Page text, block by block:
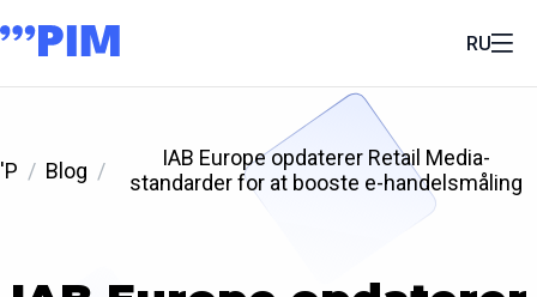
RU
'P Blog
IAB Europe opdaterer Retail Media-
standarder for at booste e-handelsmåling